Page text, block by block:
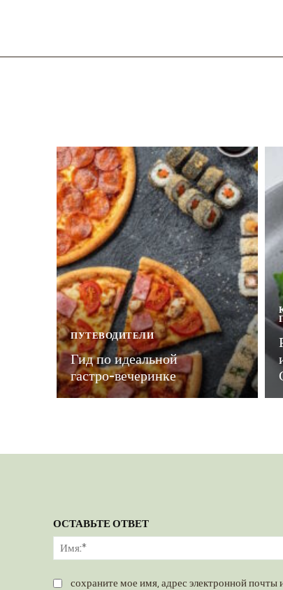
ПУТЕВОДИТЕЛИ
Гид по идеальной
гастро-вечеринке
ОСТАВЬТЕ ОТВЕТ
сохраните мое имя, адрес электронной почты